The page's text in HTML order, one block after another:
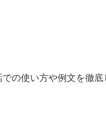
の使い方や例文を徹